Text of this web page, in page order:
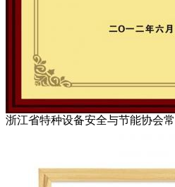
浙江省特种设备安全与节能协会